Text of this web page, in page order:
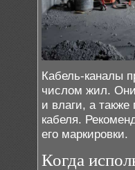
Кабель-каналы
числом жил.
и влаги, а
кабеля.
его маркировки.
Когда